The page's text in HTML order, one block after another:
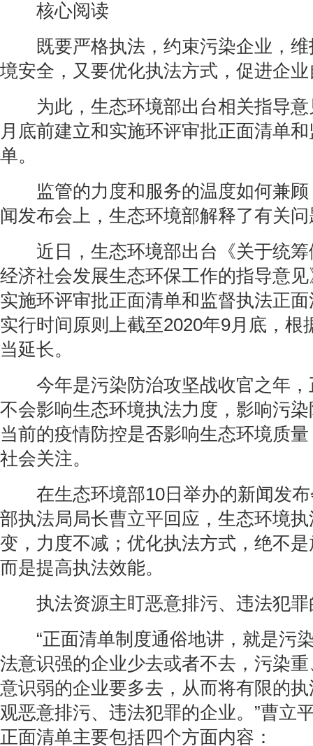
核心阅读
既要严格执法，约束污染企业，维
境安全，又要优化执法方式，促进企
为此，生态环境部出台相关指导意
月底前建立和实施环评审批正面清单
单。
监管的力度和服务的温度如何兼顾
闻发布会上，生态环境部解释了有关
近日，生态环境部出台《关于统筹
经济社会发展生态环保工作的指导意
实施环评审批正面清单和监督执法正
实行时间原则上截至2020年9月底，根
当延长。
今年是污染防治攻坚战收官之年，
不会影响生态环境执法力度，影响污
当前的疫情防控是否影响生态环境质
社会关注。
在生态环境部10日举办的新闻发布
部执法局局长曹立平回应，生态环境
变，力度不减；优化执法方式，绝不
而是提高执法效能。
执法资源主盯恶意排污、违法犯罪
“正面清单制度通俗地讲，就是污
法意识强的企业少去或者不去，污染
意识弱的企业要多去，从而将有限的
观恶意排污、违法犯罪的企业。”曹立
正面清单主要包括四个方面内容：